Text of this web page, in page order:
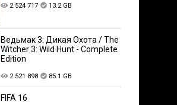
2 524 717 13.2 GB
Ведьмак 3: Дикая Охота / The
Witcher 3: Wild Hunt - Complete
Edition
2 521 898 85.1 GB
FIFA 16